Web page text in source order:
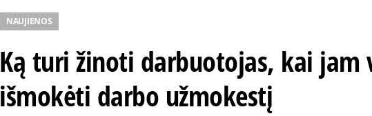
NAUJIENOS
Ką turi žinoti darbuotojas, kai jam
išmokėti darbo užmokestį